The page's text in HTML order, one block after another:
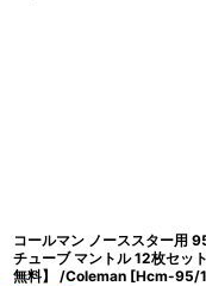
コールマン ノーススター用
チューブ マントル 12枚セッ
無料】 /Coleman [Hcm-95/